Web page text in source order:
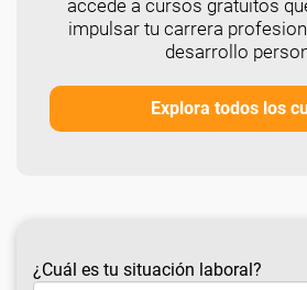
accede a cursos gratuitos
impulsar tu carrera
desarrollo
Explora todos los
¿Cuál es tu situación laboral?